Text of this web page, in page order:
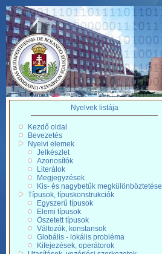
Nyelvek listája
Kezdő oldal
Bevezetés
Nyelvi elemek
Jelkészlet
Azonosítók
Literálok
Megjegyzések
Kis- és nagybetűk megkülönböztetése
Típusok, típuskonstrukciók
Egyszerű típusok
Elemi típusok
Öszetett típusok
Változók, konstansok
Globális - lokális probléma
Kifejezések, operátorok